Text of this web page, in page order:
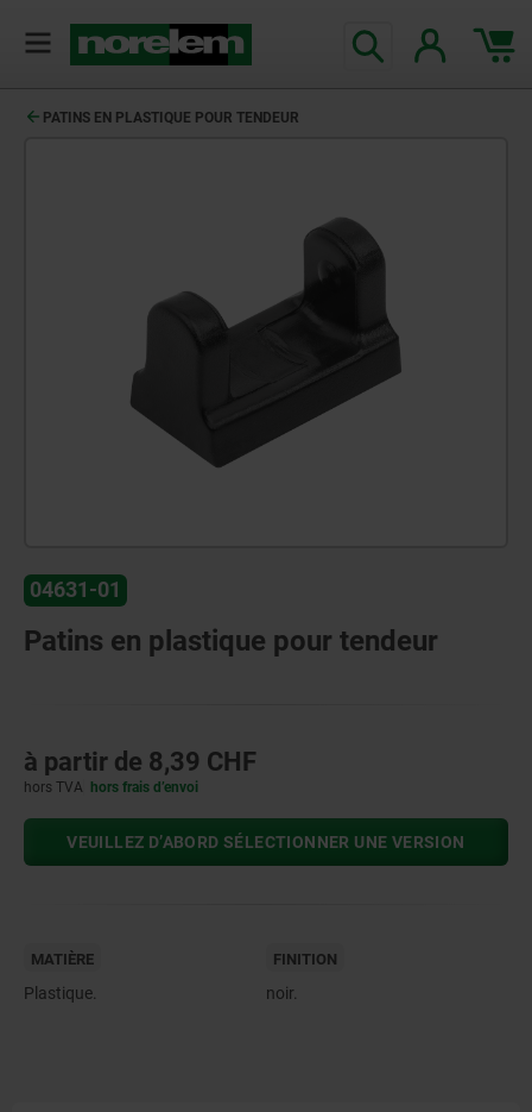
PATINS EN PLASTIQUE POUR TENDEUR
04631-01
Patins en plastique pour tendeur
à partir de 8,39 CHF
hors TVA hors frais d’envoi
VEUILLEZ D’ABORD SÉLECTIONNER UNE VERSION
MATIÈRE
Plastique.
FINITION
noir.